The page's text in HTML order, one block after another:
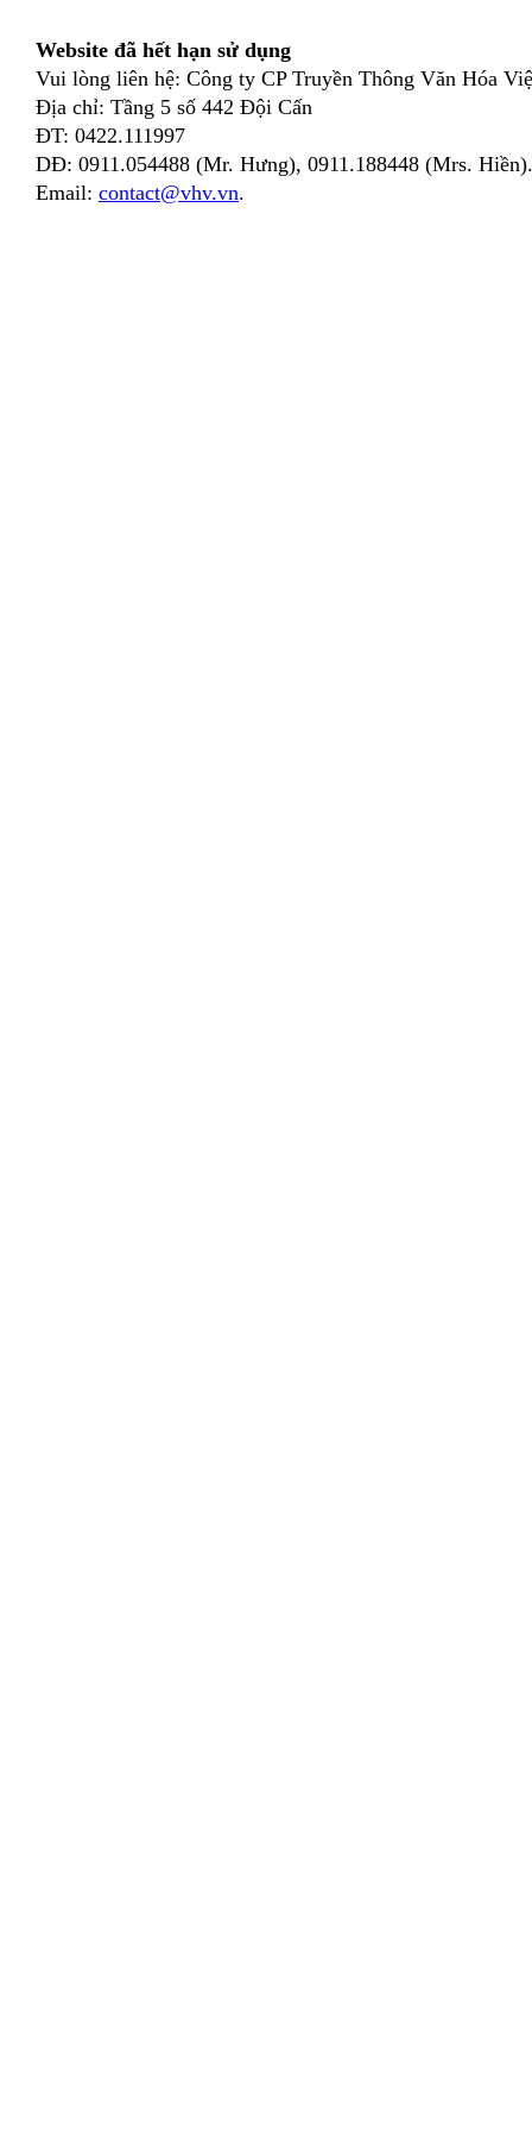
Website đã hết hạn sử dụng
Vui lòng liên hệ: Công ty CP Truyền Thông Văn Hóa
Địa chỉ: Tầng 5 số 442 Đội Cấn
ĐT: 0422.111997
DĐ: 0911.054488 (Mr. Hưng), 0911.188448 (Mrs. Hiền).
Email: contact@vhv.vn.